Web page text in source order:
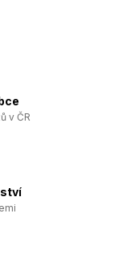
v ČR